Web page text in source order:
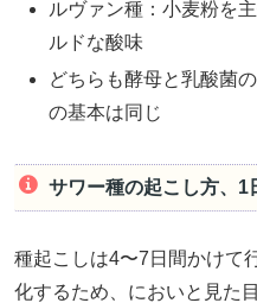
ルヴァン種：小麦粉を
ルドな酸味
どちらも酵母と乳酸菌
の基本は同じ
サワー種の起こし方、1
種起こしは4〜7日間かけて
化するため、においと見た